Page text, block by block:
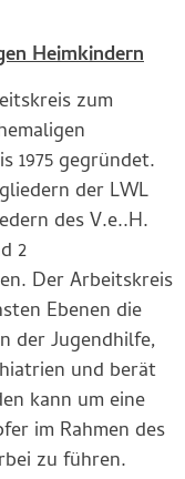
Heimkindern
zum
1975 gegründet.
der LWL
des V.e..H.
2
Der Arbeitskreis
Ebenen die
der Jugendhilfe,
und berät
kann um eine
im Rahmen des
zu führen.